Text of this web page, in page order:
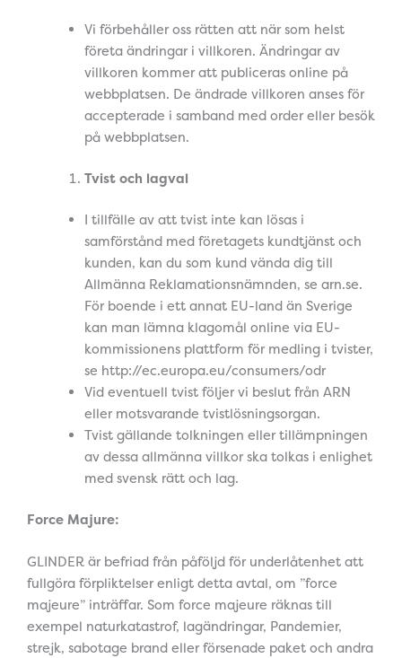
Vi förbehåller oss rätten att när som helst
företa ändringar i villkoren. Ändringar av
villkoren kommer att publiceras online på
webbplatsen. De ändrade villkoren anses för
accepterade i samband med order eller besök
på webbplatsen.
Tvist och lagval
I tillfälle av att tvist inte kan lösas i
samförstånd med företagets kundtjänst och
kunden, kan du som kund vända dig till
Allmänna Reklamationsnämnden, se arn.se.
För boende i ett annat EU-land än Sverige
kan man lämna klagomål online via EU-
kommissionens plattform för medling i tvister,
se http://ec.europa.eu/consumers/odr
Vid eventuell tvist följer vi beslut från ARN
eller motsvarande tvistlösningsorgan.
Tvist gällande tolkningen eller tillämpningen
av dessa allmänna villkor ska tolkas i enlighet
med svensk rätt och lag.
Force Majure:
GLINDER är befriad från påföljd för underlåtenhet att
fullgöra förpliktelser enligt detta avtal, om ”force
majeure” inträffar. Som force majeure räknas till
exempel naturkatastrof, lagändringar, Pandemier,
strejk, sabotage brand eller försenade paket och andra